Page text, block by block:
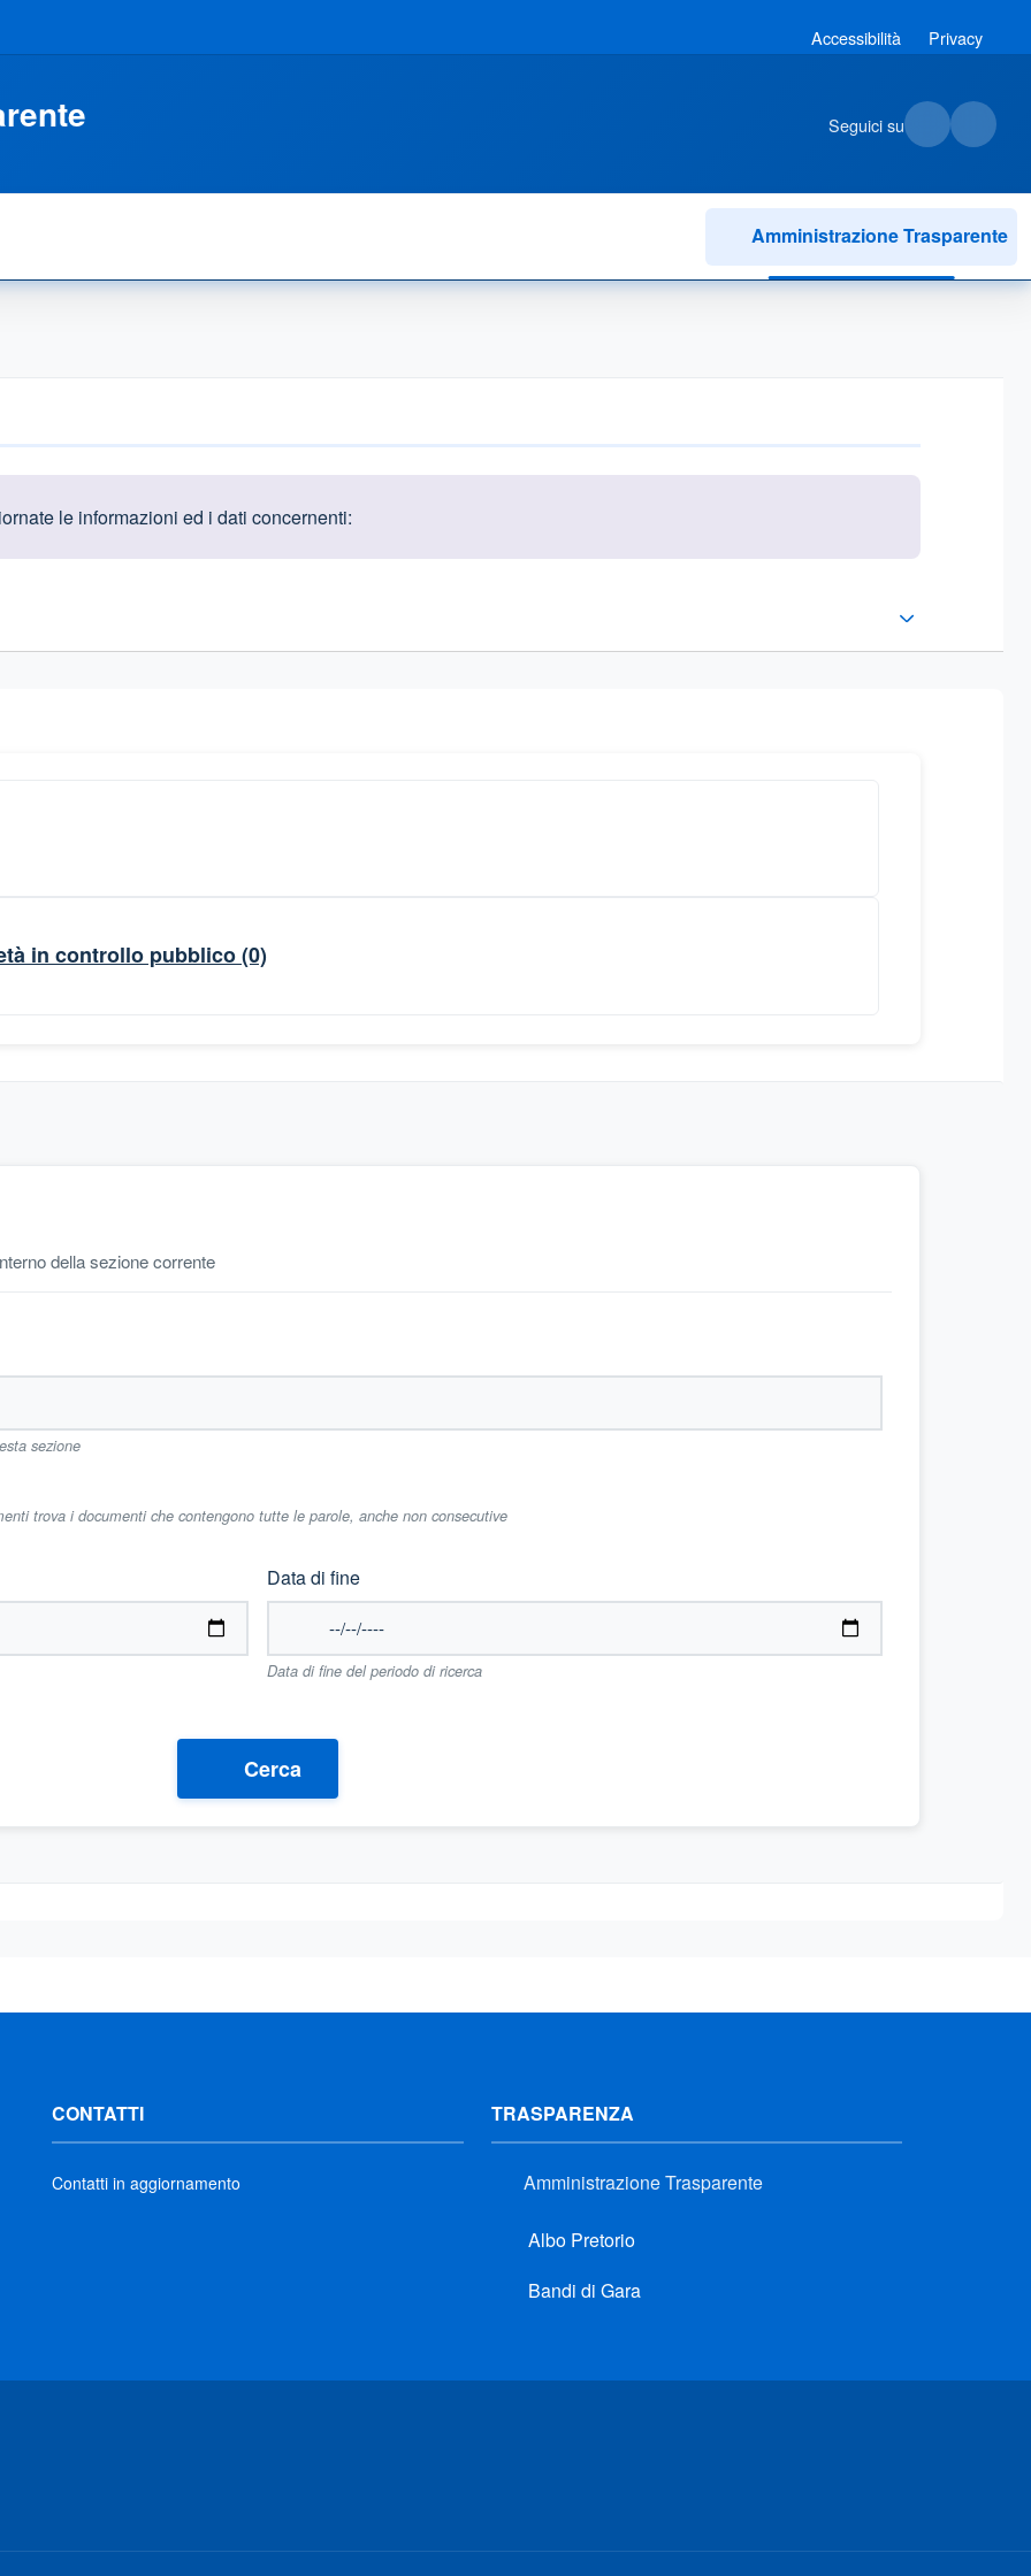
Accessibilità Privacy
Seguici su
Amministrazione Trasparente
le informazioni ed i dati concernenti:
in controllo pubblico(0)
della sezione corrente
sezione
trova i documenti che contengono tutte le parole, anche non consecutive
Data di fine
Data di fine del periodo di ricerca
Cerca
CONTATTI
Contatti in aggiornamento
TRASPARENZA
Amministrazione Trasparente
Albo Pretorio
Bandi di Gara